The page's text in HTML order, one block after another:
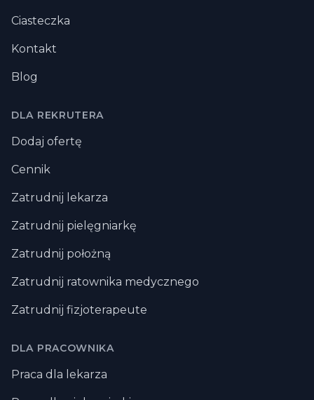
Ciasteczka
Kontakt
Blog
DLA REKRUTERA
Dodaj ofertę
Cennik
Zatrudnij lekarza
Zatrudnij pielęgniarkę
Zatrudnij położną
Zatrudnij ratownika medycznego
Zatrudnij fizjoterapeute
DLA PRACOWNIKA
Praca dla lekarza